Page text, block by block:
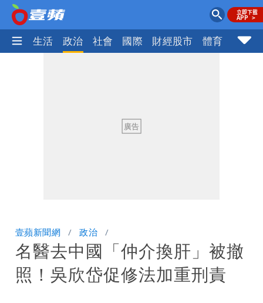
尚 生活 政治 社會 國際 財經股市 體育 壹蘋
壹蘋新聞網 政治
名醫去中國「仲介換肝」被撤
照！吳欣岱促修法加重刑責